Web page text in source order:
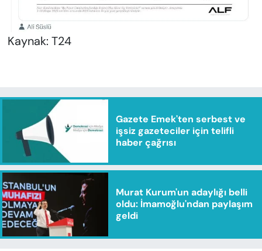
Kaynak: T24
Gazete Emek'ten serbest ve
işsiz gazeteciler için telifli
haber çağrısı
Murat Kurum'un adaylığı belli
oldu: İmamoğlu'ndan paylaşım
geldi